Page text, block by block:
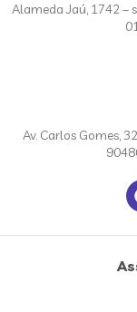
Alameda Jaú, 1742 –
Av. Carlos Gomes,